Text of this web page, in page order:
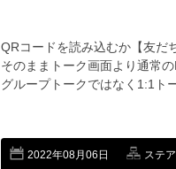
QRコードを読み込むか【友だ
そのままトーク画面より通常
グループトークではなく1:1ト
2022年08月06日 ステ